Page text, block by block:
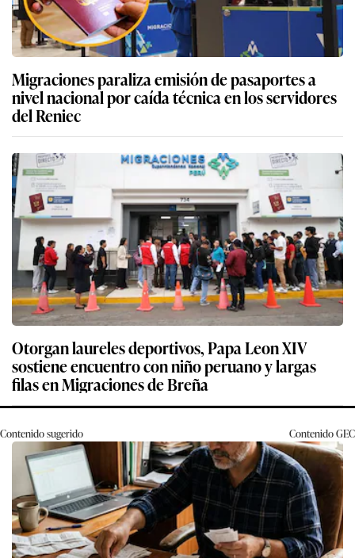
Migraciones paraliza emisión de pasaportes a
nivel nacional por caída técnica en los servidores
del Reniec
Otorgan laureles deportivos, Papa Leon XIV
sostiene encuentro con niño peruano y largas
filas en Migraciones de Breña
Contenido sugerido ContenidoGEC